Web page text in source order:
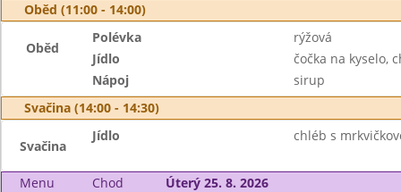
Oběd (11:00 - 14:00)
Oběd
Polévka
rýžová
Jídlo
čočka na kyselo,
Nápoj
sirup
Svačina (14:00 - 14:30)
Svačina
Jídlo chléb s
Menu Chod
Úterý 25. 8. 2026